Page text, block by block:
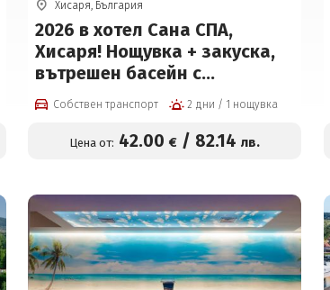
Хисаря, България
2026 в хотел Сана СПА,
Хисаря! Нощувка + закуска,
вътрешен басейн с
минерална вода, външно
джакузи и СПА пакет и
Безплатно за деца до 12 г на
Собствен транспорт 2 дни / 1 нощувка
Цена от: 42.00 € / 82.14 лв.